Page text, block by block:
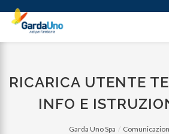
Gardauno
Spa
RICARICA UTENTE
INFO E
Garda Uno Spa